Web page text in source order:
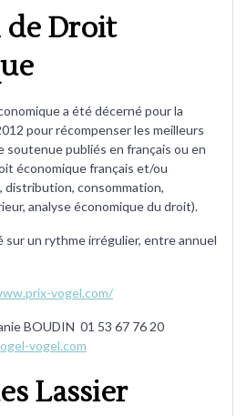
de Droit
a été décerné pour la
pour récompenser les meilleurs
soutenue publiés en français ou en
économique français et/ou
distribution, consommation,
analyse économique du droit).
sur un rythme irrégulier, entre annuel
vogel.com/
BOUDIN 01 53 67 76 20
vogel.com
Lassier